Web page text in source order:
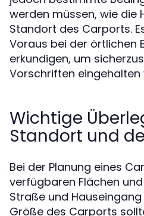
werden müssen, wie die
Standort des Carports.
Voraus bei der örtlichen
erkundigen, um
Vorschriften eingehalten
Wichtige
Standort und
Bei der Planung eines
verfügbaren Flächen
Straße und
Größe des Carports